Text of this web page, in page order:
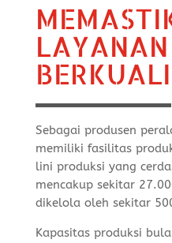
LAYANAN
Sebagai produsen
memiliki fasilitas
lini produksi yang
mencakup sekitar
dikelola oleh sekitar
Kapasitas produksi